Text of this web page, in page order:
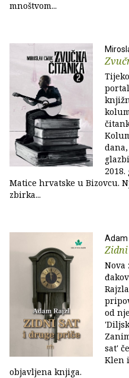
mnoštvom...
Matice hrvatske u Bizovcu.
zbirka...
Adam
Nova
od
sat'
Klen
objavljena knjiga.